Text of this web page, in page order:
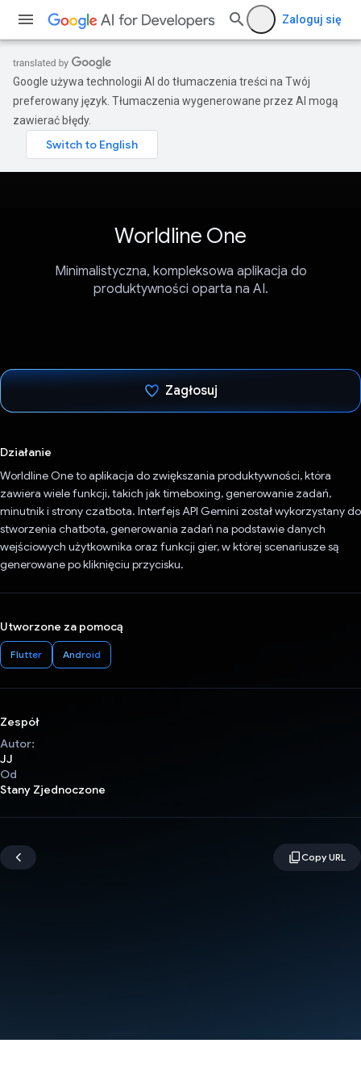
Zaloguj się
Google używa technologii AI do tłumaczenia treści na Twój
preferowany język. Tłumaczenia wygenerowane przez AI mogą
zawierać błędy.
Worldline One
Minimalistyczna, kompleksowa aplikacja do
produktywności oparta na AI.
Zagłosuj
Działanie
Worldline One to aplikacja do zwiększania produktywności, która
zawiera wiele funkcji, takich jak timeboxing, generowanie zadań,
minutnik i strony czatbota. Interfejs API Gemini został wykorzystany do
stworzenia chatbota, generowania zadań na podstawie danych
wejściowych użytkownika oraz funkcji gier, w której scenariusze są
generowane po kliknięciu przycisku.
Utworzone za pomocą
Flutter Android
Zespół
Autor:
JJ
Od
Stany Zjednoczone